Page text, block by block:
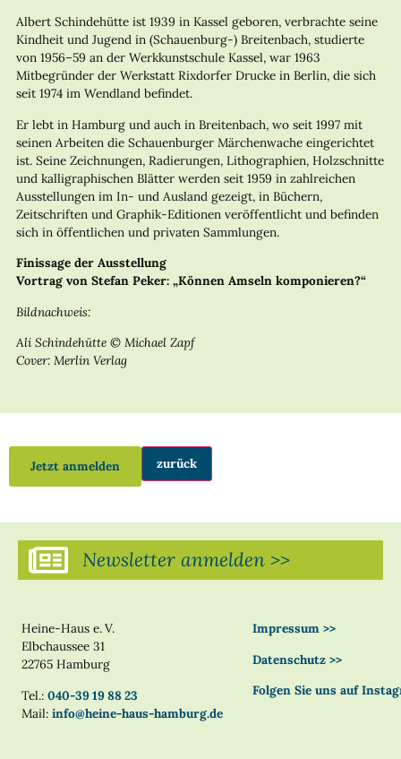
Albert Schindehütte ist 1939 in Kassel geboren, verbrachte seine
Kindheit und Jugend in (Schauenburg-) Breitenbach, studierte
von 1956–59 an der Werkkunstschule Kassel, war 1963
Mitbegründer der Werkstatt Rixdorfer Drucke in Berlin, die sich
seit 1974 im Wendland befindet.
Er lebt in Hamburg und auch in Breitenbach, wo seit 1997 mit
seinen Arbeiten die Schauenburger Märchenwache eingerichtet
ist. Seine Zeichnungen, Radierungen, Lithographien, Holzschnitte
und kalligraphischen Blätter werden seit 1959 in zahlreichen
Ausstellungen im In- und Ausland gezeigt, in Büchern,
Zeitschriften und Graphik-Editionen veröffentlicht und befinden
sich in öffentlichen und privaten Sammlungen.
Finissage der Ausstellung
Vortrag von Stefan Peker: „Können Amseln komponieren?“
Bildnachweis:
Ali Schindehütte © Michael Zapf
Cover: Merlin Verlag
Jetzt anmelden zurück
Newsletter anmelden >>
Heine-Haus e. V.
Elbchaussee 31
22765 Hamburg
Tel.:040-39 19 88 23
Mail:info@heine-haus-hamburg.de
Impressum >>
Datenschutz >>
Folgen Sie uns auf